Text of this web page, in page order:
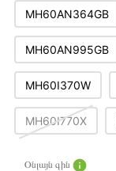
MH60AN364GB
MH60AN995GB
MH60I370W
MH60I770X
Օնլայն գին